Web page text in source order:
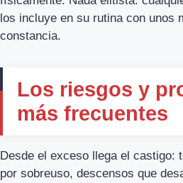
los incluye en su rutina con unos
constancia.
Los riesgos y
más frecuentes
Desde el exceso llega el castigo:
por sobreuso, descensos que